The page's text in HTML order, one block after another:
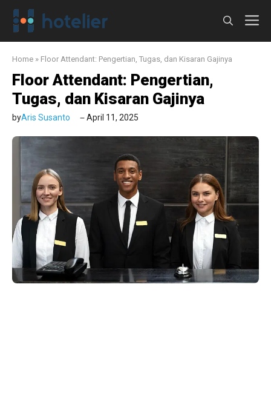
Langsung
Home » Floor Attendant: Pengertian, Tugas, dan Kisaran Gajinya
Floor Attendant: Pengertian,
Tugas, dan Kisaran Gajinya
byAris Susanto April 11, 2025